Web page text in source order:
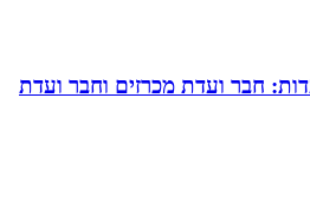
חבר ועדת מכרזים וחבר ועדת